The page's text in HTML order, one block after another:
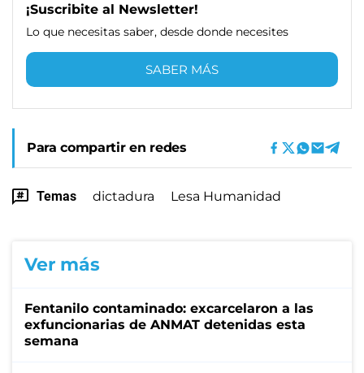
¡Suscribite al Newsletter!
Lo que necesitas saber, desde donde necesites
SABER MÁS
Para compartir en redes
Temas dictadura Lesa Humanidad
Ver más
Fentanilo contaminado: excarcelaron a las
exfuncionarias de ANMAT detenidas esta
semana